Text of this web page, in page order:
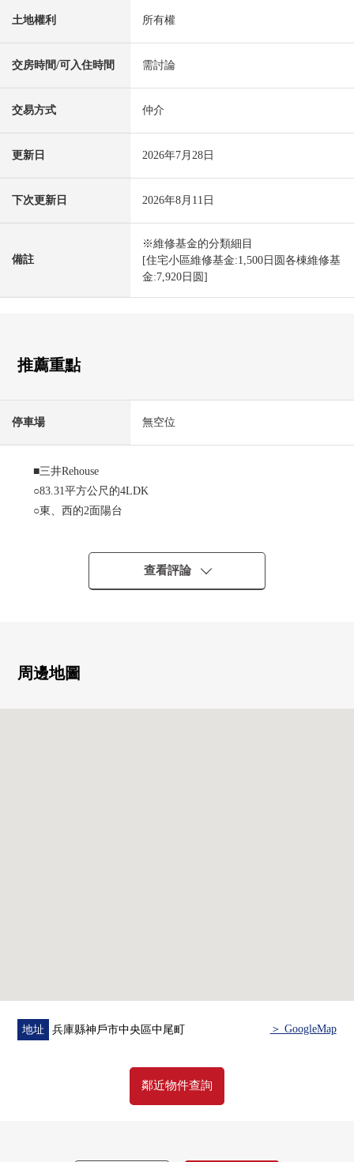
土地權利 所有權
交房時間/可入住時間 需討論
交易方式 仲介
更新日 2026年7月28日
下次更新日 2026年8月11日
備註
※維修基金的分類細目
[住宅小區維修基金:1,500日圆各棟維修基
金:7,920日圆]
推薦重點
停車場 無空位
■三井Rehouse
○83.31平方公尺的4LDK
○東、西的2面陽台
○東、西、北的採光房
○有溫水衝洗馬桶座功能的廁所
■2012年9月翻新
查看評論
周邊地圖
地址 兵庫縣神戶市中央區中尾町 ＞ GoogleMap
鄰近物件查詢